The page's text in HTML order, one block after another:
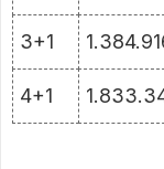
3+1
4+1